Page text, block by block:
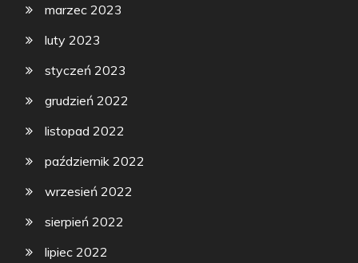
marzec 2023
luty 2023
styczeń 2023
grudzień 2022
listopad 2022
październik 2022
wrzesień 2022
sierpień 2022
lipiec 2022